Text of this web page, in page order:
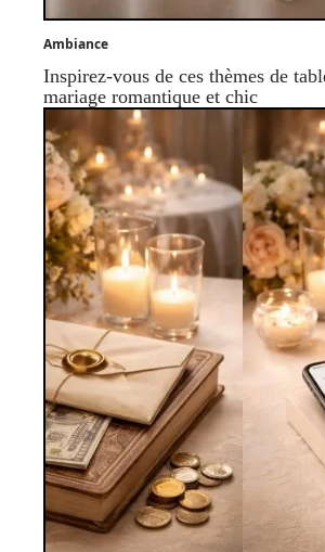
Ambiance
Inspirez-vous de ces thèmes de
mariage romantique et chic